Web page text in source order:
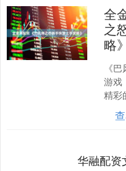
全
之
略》
《
游戏
精彩
玩
稳
华融配资